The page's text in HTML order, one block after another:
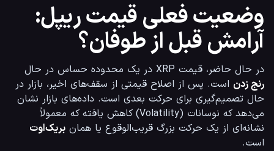
وضعیت فعلی قیمت ریپل:
آرامش قبل از طوفان؟
در حال حاضر، قیمت XRP در یک محدوده حساس در حال
رنج زدن
نشانه‌ای از یک حرکت بزرگ قریب‌الوقوع یا همان
بریک‌اوت
است.